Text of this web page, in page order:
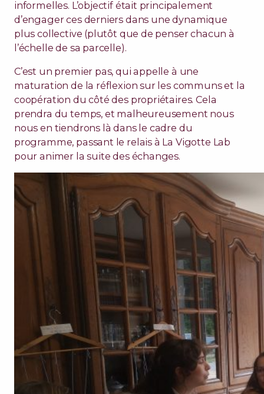
informelles. L’objectif était principalement
d’engager ces derniers dans une dynamique
plus collective (plutôt que de penser chacun à
l’échelle de sa parcelle).
C’est un premier pas, qui appelle à une
maturation de la réflexion sur les communs et la
coopération du côté des propriétaires. Cela
prendra du temps, et malheureusement nous
nous en tiendrons là dans le cadre du
programme, passant le relais à La Vigotte Lab
pour animer la suite des échanges.